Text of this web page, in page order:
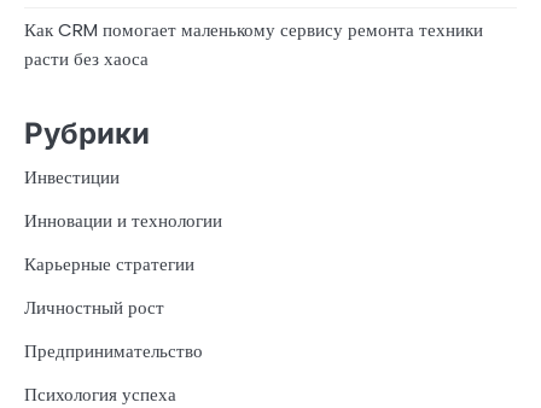
Как CRM помогает маленькому сервису ремонта техники
расти без хаоса
Рубрики
Инвестиции
Инновации и технологии
Карьерные стратегии
Личностный рост
Предпринимательство
Психология успеха